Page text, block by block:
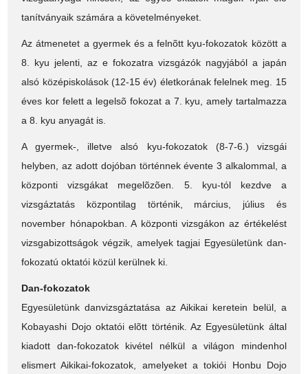
tanítványaik számára a követelményeket.
Az átmenetet a gyermek és a felnõtt kyu-fokozatok között a
8. kyu jelenti, az e fokozatra vizsgázók nagyjából a japán
alsó középiskolások (12-15 év) életkorának felelnek meg. 15
éves kor felett a legelsõ fokozat a 7. kyu, amely tartalmazza
a 8. kyu anyagát is.
A gyermek-, illetve alsó kyu-fokozatok (8-7-6.) vizsgái
helyben, az adott dojóban történnek évente 3 alkalommal, a
központi vizsgákat megelõzõen. 5. kyu-tól kezdve a
vizsgáztatás központilag történik, március, július és
november hónapokban. A központi vizsgákon az értékelést
vizsgabizottságok végzik, amelyek tagjai Egyesületünk dan-
fokozatú oktatói közül kerülnek ki.
Dan-fokozatok
Egyesületünk danvizsgáztatása az Aikikai keretein belül, a
Kobayashi Dojo oktatói elõtt történik. Az Egyesületünk által
kiadott dan-fokozatok kivétel nélkül a világon mindenhol
elismert Aikikai-fokozatok, amelyeket a tokiói Honbu Dojo